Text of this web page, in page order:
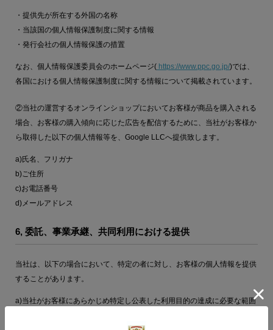
・提供先が所在する外国の名称
・当該国の個人情報保護制度に関する情報
・発行会社の個人情報保護の措置
なお、個人情報保護委員会のホームページ( https://www.ppc.go.jp/)では、
各国における個人情報保護制度に関する情報について掲載されています。
②当社の運営するオンラインショップにおいてお客様が商品を購入される
場合、お客様の購入傾向に応じた広告を配信するために、当社がお客様か
ら取得した以下の個人情報等を、Google LLCへ提供致します。
a)氏名、フリガナ
b)ご住所
c)お電話番号
d)メールアドレス
6, 委託、事業承継、共同利用における提供
当社は、以下の場合において、特定の者に対し、お客様の個人情報を提供
することがあります。
a)当社がお客様にあらかじめ特定し公表した利用目的の達成に必要な範囲